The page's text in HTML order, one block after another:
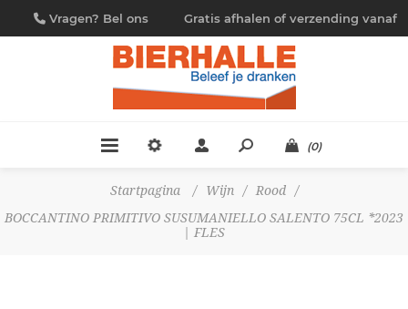
Vragen? Bel ons
09/230.88.44
Gratis afhalen of verzending vanaf
€ 4,95
(0)
Startpagina / Wijn / Rood
/
BOCCANTINO PRIMITIVO SUSUMANIELLO SALENTO 75CL *2023
| FLES